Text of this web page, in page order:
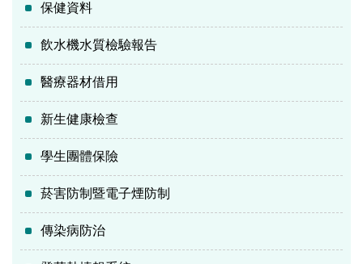
保健資料
飲水機水質檢驗報告
醫療器材借用
新生健康檢查
學生團體保險
菸害防制暨電子煙防制
傳染病防治